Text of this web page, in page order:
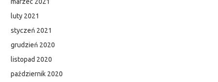
luty 2021
styczeń 2021
grudzień 2020
listopad 2020
październik 2020